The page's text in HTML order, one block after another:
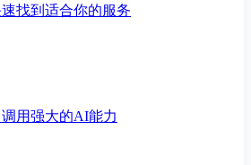
找到适合你的服务
用强大的AI能力